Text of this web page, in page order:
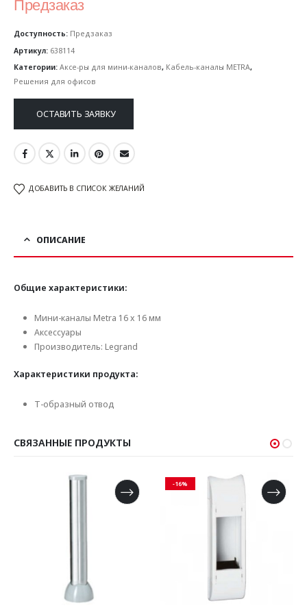
Предзаказ
Доступность: Предзаказ
Артикул: 638114
Категории: Аксе-ры для мини-каналов, Кабель-каналы METRA,
Решения для офисов
ОСТАВИТЬ ЗАЯВКУ
ДОБАВИТЬ В СПИСОК ЖЕЛАНИЙ
ОПИСАНИЕ
Общие характеристики:
Мини-каналы Metra 16 x 16 мм
Аксессуары
Производитель: Legrand
Характеристики продукта:
T-образный отвод
СВЯЗАННЫЕ ПРОДУКТЫ
-16%